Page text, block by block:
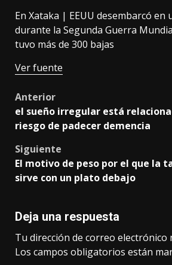
En Xataka | EEUU desembarcó en
durante la Segunda Guerra
tuvo más de 300 bajas
Ver fuente
Post
navigation
Anterior
el sueño irregular está
riesgo de padecer demencia
Siguiente
El motivo de peso por el que la
sirve con un plato debajo
Deja una respuesta
Tu dirección de correo electrónico
Los campos obligatorios están